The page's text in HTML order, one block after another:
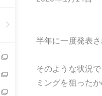
半年に一度発表
そのような状況
ミングを狙った